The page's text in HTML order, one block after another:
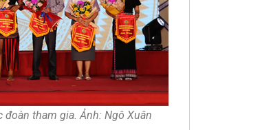
tham gia. Ảnh: Ngô Xuân